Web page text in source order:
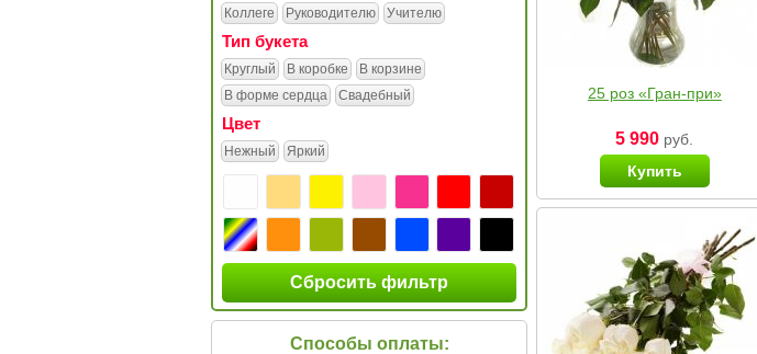
Коллеге
Руководителю Учителю
Тип букета
Круглый В коробке
В корзине
В форме сердца
Свадебный
Цвет
Нежный Яркий
Сбросить фильтр
Способы оплаты:
25 роз «Гран-при»
5 990 руб.
Купить